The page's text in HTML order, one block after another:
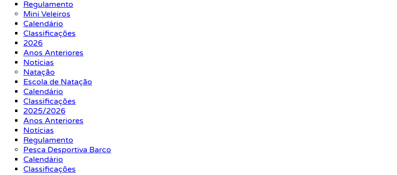
Regulamento
Mini Veleiros
Calendário
Classificações
2026
Anos Anteriores
Notícias
Natação
Escola de Natação
Calendário
Classificações
2025/2026
Anos Anteriores
Notícias
Regulamento
Pesca Desportiva Barco
Calendário
Classificações